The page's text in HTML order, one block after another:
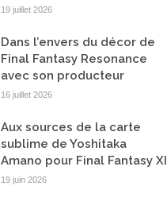
19 juillet 2026
Dans l’envers du décor de
Final Fantasy Resonance
avec son producteur
16 juillet 2026
Aux sources de la carte
sublime de Yoshitaka
Amano pour Final Fantasy XI
19 juin 2026